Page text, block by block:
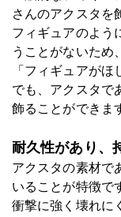
さんのアクスタを
フィギュアのよう
うことがないため
「フィギュアが
でも、アクスタで
飾ることができま
耐久性があり、
アクスタの素材で
いることが特徴で
衝撃に強く壊れに